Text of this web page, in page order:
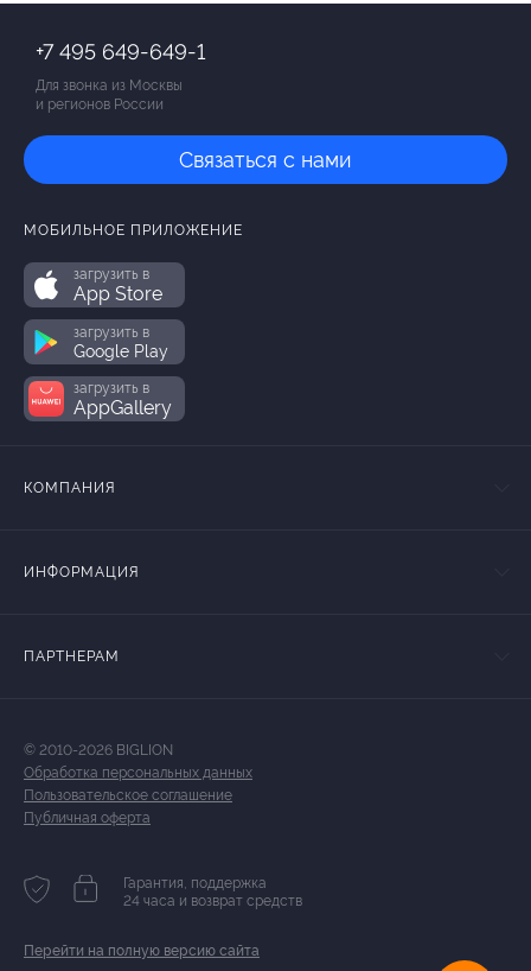
+7 495 649-649-1
Для звонка из Москвы
и регионов России
Связаться с нами
МОБИЛЬНОЕ ПРИЛОЖЕНИЕ
загрузить в
App Store
загрузить в
Google Play
загрузить в
AppGallery
КОМПАНИЯ
ИНФОРМАЦИЯ
ПАРТНЕРАМ
© 2010-2026 BIGLION
Обработка персональных данных
Пользовательское соглашение
Публичная оферта
Гарантия, поддержка
24 часа и возврат средств
Перейти на полную версию сайта